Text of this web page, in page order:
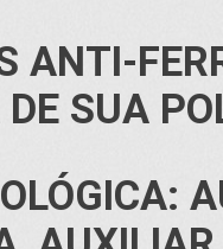
ANTI-
SUA